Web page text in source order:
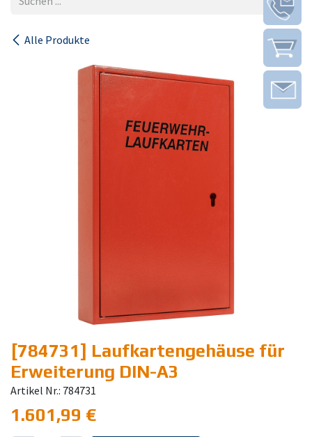
Alle Produkte
[784731] Laufkartengehäuse für
Erweiterung DIN-A3
Artikel Nr.: 784731
1.601,99 €